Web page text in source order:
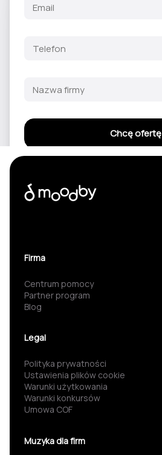
Chcę ofertę
Firma
Centrum pomocy
Partner program
Blog
Legal
Polityka prywatności
Ustawienia plików cookie
Warunki użytkowania
Warunki konkursów
Umowa COF
Muzyka dla firm